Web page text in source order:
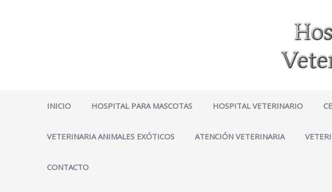
INICIO HOSPITAL PARA MASCOTAS HOSPITAL VETERINARIO
VETERINARIA ANIMALES EXÓTICOS ATENCIÓN VETERINARIA
CONTACTO